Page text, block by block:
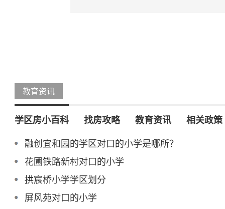
教育资讯
学区房小百科 找房攻略 教育资讯 相关政策
融创宜和园的学区对口的小学是哪所？
花圃铁路新村对口的小学
拱宸桥小学学区划分
屏风苑对口的小学